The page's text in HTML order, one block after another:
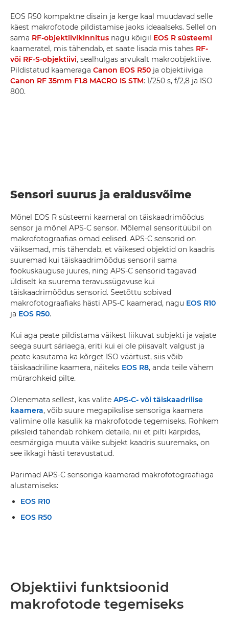
EOS R50 kompaktne disain ja kerge kaal muudavad selle
käest makrofotode pildistamise jaoks ideaalseks. Sellel on
sama RF-objektiivikinnitus nagu kõigil EOS R süsteemi
kaameratel, mis tähendab, et saate lisada mis tahes RF-
või RF-S-objektiivi, sealhulgas arvukalt makroobjektiive.
Pildistatud kaameraga Canon EOS R50 ja objektiiviga
Canon RF 35mm F1.8 MACRO IS STM: 1/250 s, f/2,8 ja ISO
800.
Sensori suurus ja eraldusvõime
Mõnel EOS R süsteemi kaameral on täiskaadrimõõdus
sensor ja mõnel APS-C sensor. Mõlemal sensoritüübil on
makrofotograafias omad eelised. APS-C sensorid on
väiksemad, mis tähendab, et väikesed objektid on kaadris
suuremad kui täiskaadrimõõdus sensoril sama
fookuskauguse juures, ning APS-C sensorid tagavad
üldiselt ka suurema teravussügavuse kui
täiskaadrimõõdus sensorid. Seetõttu sobivad
makrofotograafiaks hästi APS-C kaamerad, nagu EOS R10
ja EOS R50.
Kui aga peate pildistama väikest liikuvat subjekti ja vajate
seega suurt säriaega, eriti kui ei ole piisavalt valgust ja
peate kasutama ka kõrget ISO väärtust, siis võib
täiskaadriline kaamera, näiteks EOS R8, anda teile vähem
mürarohkeid pilte.
Olenemata sellest, kas valite APS-C- või täiskaadrilise
kaamera, võib suure megapikslise sensoriga kaamera
valimine olla kasulik ka makrofotode tegemiseks. Rohkem
piksleid tähendab rohkem detaile, nii et pilti kärpides,
eesmärgiga muuta väike subjekt kaadris suuremaks, on
see ikkagi hästi teravustatud.
Parimad APS-C sensoriga kaamerad makrofotograafiaga
alustamiseks:
EOS R10
EOS R50
Objektiivi funktsioonid
makrofotode tegemiseks